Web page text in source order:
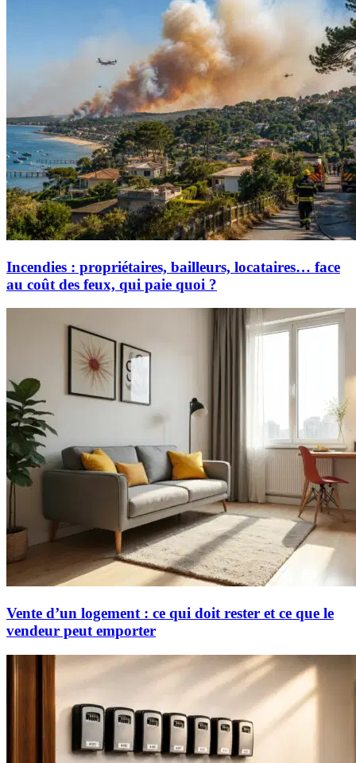
Incendies : propriétaires, bailleurs, locataires… face
au coût des feux, qui paie quoi ?
Vente d’un logement : ce qui doit rester et ce que le
vendeur peut emporter